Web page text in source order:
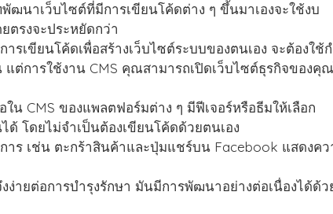
ฒนาเว็บไซต์ที่มีการเขียนโค้ดต่าง ๆ ขึ้นมาเองจะใช้งบ
ตรงจะประหยัดกว่า
รเขียนโค้ดเพื่อสร้างเว็บไซต์ระบบของตนเอง จะต้องใช้
แต่การใช้งาน CMS คุณสามารถเปิดเว็บไซต์ธุรกิจของคุ
น CMS ของแพลตฟอร์มต่าง ๆ มีฟีเจอร์หรือธีมให้เลือก
โดยไม่จำเป็นต้องเขียนโค้ดด้วยตนเอง
ร เช่น ตะกร้าสินค้าและปุ่มแชร์บน Facebook แสดงคว
ง่ายต่อการบำรุงรักษา มันมีการพัฒนาอย่างต่อเนื่องได้ด้ว